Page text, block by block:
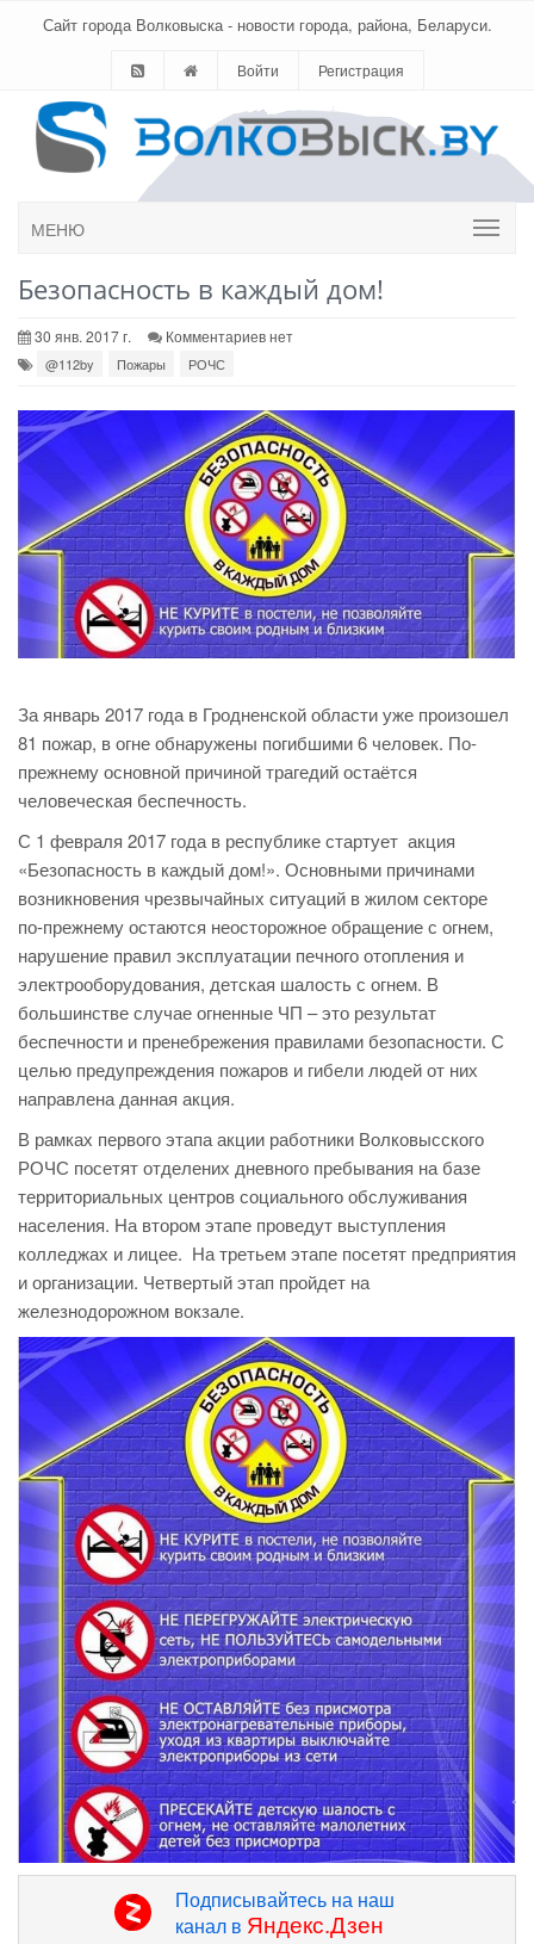
Сайт города Волковыска - новости города, района, Беларуси.
Войти Регистрация
МЕНЮ
Безопасность в каждый дом!
30 янв. 2017 г. Комментариев нет
@112by Пожары РОЧС
За январь 2017 года в Гродненской области уже произошел
81 пожар, в огне обнаружены погибшими 6 человек. По-
прежнему основной причиной трагедий остаётся
человеческая беспечность.
С 1 февраля 2017 года в республике стартует акция
«Безопасность в каждый дом!». Основными причинами
возникновения чрезвычайных ситуаций в жилом секторе
по-прежнему остаются неосторожное обращение с огнем,
нарушение правил эксплуатации печного отопления и
электрооборудования, детская шалость с огнем. В
большинстве случае огненные ЧП – это результат
беспечности и пренебрежения правилами безопасности. С
целью предупреждения пожаров и гибели людей от них
направлена данная акция.
В рамках первого этапа акции работники Волковысского
РОЧС посетят отделених дневного пребывания на базе
территориальных центров социального обслуживания
населения. На втором этапе проведут выступления
колледжах и лицее. На третьем этапе посетят предприятия
и организации. Четвертый этап пройдет на
железнодорожном вокзале.
Подписывайтесь на наш
канал в Яндекс.Дзен